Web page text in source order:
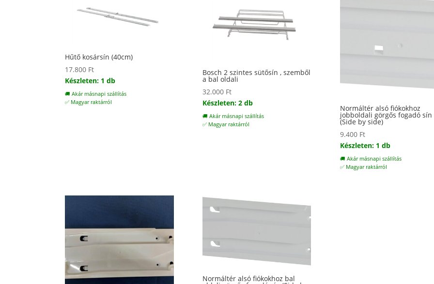
Hűtő kosársín (40cm)
17.800 Ft
Készleten: 1 db
🚚 Akár másnapi szállítás
✅ Magyar raktárról
Bosch 2 szintes sütősín , szemből
a bal oldali
32.000 Ft
Készleten: 2 db
🚚 Akár másnapi szállítás
✅ Magyar raktárról
Normáltér alsó fiókokhoz
jobboldali görgős fogadó sín
(Side by side)
9.400 Ft
Készleten: 1 db
🚚 Akár másnapi szállítás
✅ Magyar raktárról
Normáltér alsó fiókokhoz bal